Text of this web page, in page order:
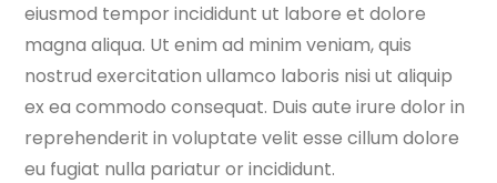
eiusmod tempor incididunt ut labore et dolore
magna aliqua. Ut enim ad minim veniam, quis
nostrud exercitation ullamco laboris nisi ut aliquip
ex ea commodo consequat. Duis aute irure dolor in
reprehenderit in voluptate velit esse cillum dolore
eu fugiat nulla pariatur or incididunt.